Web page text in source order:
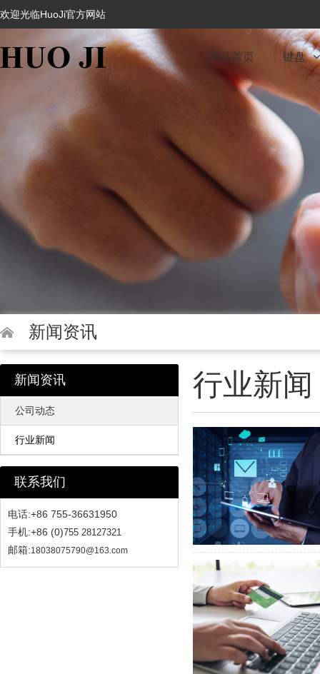
欢迎光临HuoJi官方网站
网站首页 键盘
新闻资讯
新闻资讯
公司动态
行业新闻
联系我们
电话:+86 755-36631950
手机:+86 (0)755 28127321
邮箱:18038075790@163.com
行业新闻